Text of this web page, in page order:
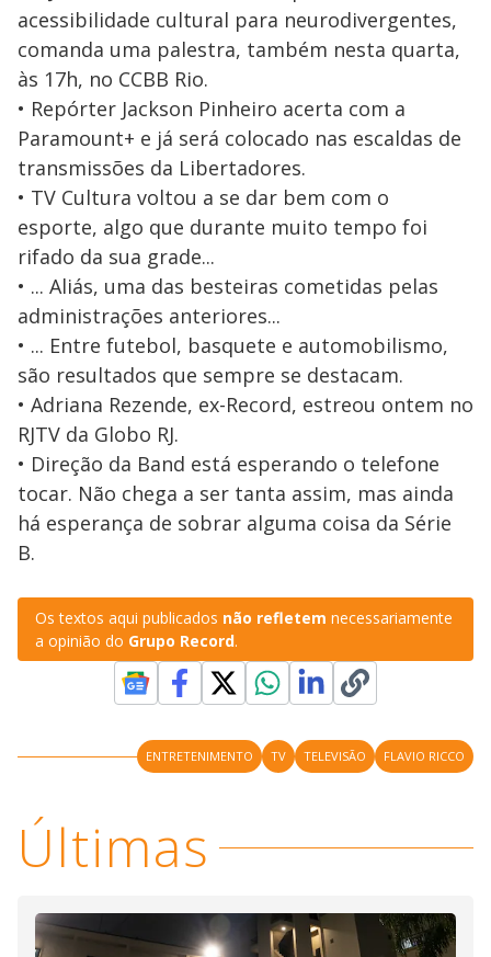
acessibilidade cultural para neurodivergentes,
comanda uma palestra, também nesta quarta,
às 17h, no CCBB Rio.
• Repórter Jackson Pinheiro acerta com a
Paramount+ e já será colocado nas escaldas de
transmissões da Libertadores.
• TV Cultura voltou a se dar bem com o
esporte, algo que durante muito tempo foi
rifado da sua grade...
• ... Aliás, uma das besteiras cometidas pelas
administrações anteriores...
• ... Entre futebol, basquete e automobilismo,
são resultados que sempre se destacam.
• Adriana Rezende, ex-Record, estreou ontem no
RJTV da Globo RJ.
• Direção da Band está esperando o telefone
tocar. Não chega a ser tanta assim, mas ainda
há esperança de sobrar alguma coisa da Série
B.
Os textos aqui publicados não refletem necessariamente
a opinião do Grupo Record.
ENTRETENIMENTO TV TELEVISÃO FLAVIO RICCO
Últimas